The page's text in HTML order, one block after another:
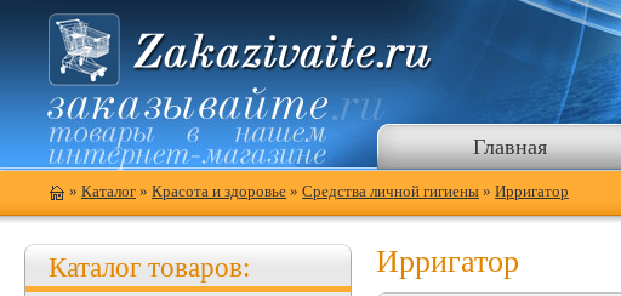
Главная
» Каталог » Красота и здоровье » Средства личной гигиены » Ирригатор
Каталог товаров: Ирригатор